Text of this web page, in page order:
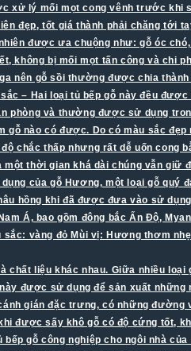
xử lý mối mọt cong vênh trước
đẹp, tốt giá thành phải chăng tới
được ưa chuộng như: gỗ óc
bị mối mọt tấn công và chi
nên gỗ sồi thường được chia
– Hai loại tủ bếp gỗ này đều
phòng và thường được sử dụng
gỗ nào có được. Do có màu sắc
chắc thấp nhưng rất dễ uốn
thời gian khá dài chúng vẫn
của gỗ Hương, một loại gỗ
hồng khi đã được đưa vào sử
Á, bao gồm đông bắc Ấn Độ,
vàng đỏ Mùi vị: Hương thơm
chất liệu khác nhau. Giữa nhiều
được sử dụng để sản xuất
gián đặc trưng, có những
được sấy khô gỗ có độ cứng tốt,
gỗ công nghiệp cho ngôi nhà